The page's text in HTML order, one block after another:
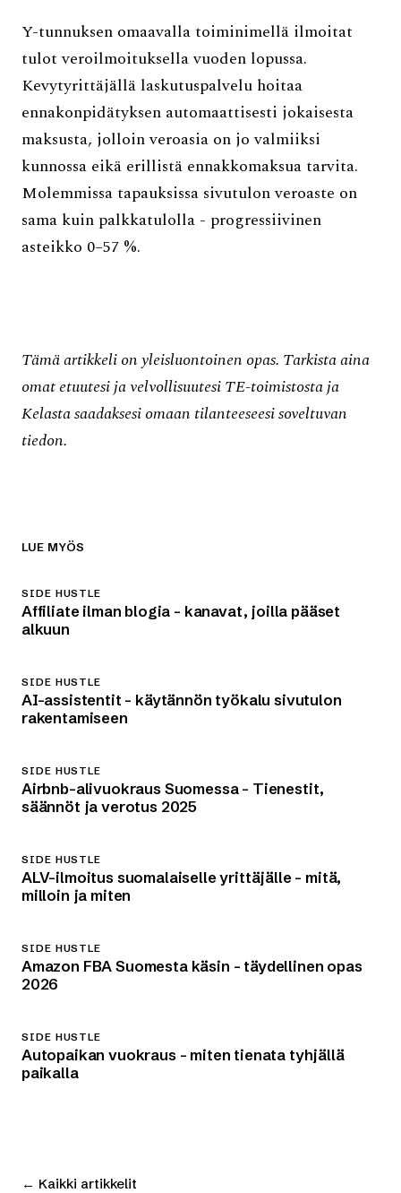
Y-tunnuksen omaavalla toiminimellä ilmoitat
tulot veroilmoituksella vuoden lopussa.
Kevytyrittäjällä laskutuspalvelu hoitaa
ennakonpidätyksen automaattisesti jokaisesta
maksusta, jolloin veroasia on jo valmiiksi
kunnossa eikä erillistä ennakkomaksua tarvita.
Molemmissa tapauksissa sivutulon veroaste on
sama kuin palkkatulolla - progressiivinen
asteikko 0–57 %.
Tämä artikkeli on yleisluontoinen opas. Tarkista aina
omat etuutesi ja velvollisuutesi TE-toimistosta ja
Kelasta saadaksesi omaan tilanteeseesi soveltuvan
tiedon.
LUE MYÖS
SIDE HUSTLE
Affiliate ilman blogia – kanavat, joilla pääset
alkuun
SIDE HUSTLE
AI-assistentit – käytännön työkalu sivutulon
rakentamiseen
SIDE HUSTLE
Airbnb-alivuokraus Suomessa – Tienestit,
säännöt ja verotus 2025
SIDE HUSTLE
ALV-ilmoitus suomalaiselle yrittäjälle – mitä,
milloin ja miten
SIDE HUSTLE
Amazon FBA Suomesta käsin – täydellinen opas
2026
SIDE HUSTLE
Autopaikan vuokraus – miten tienata tyhjällä
paikalla
← Kaikki artikkelit